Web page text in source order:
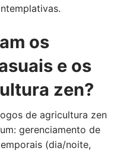
os
e os
zen?
de agricultura zen
gerenciamento de
(dia/noite,